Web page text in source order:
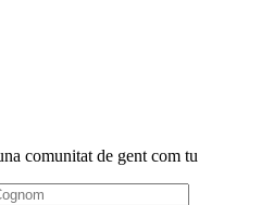
comunitat de gent com tu